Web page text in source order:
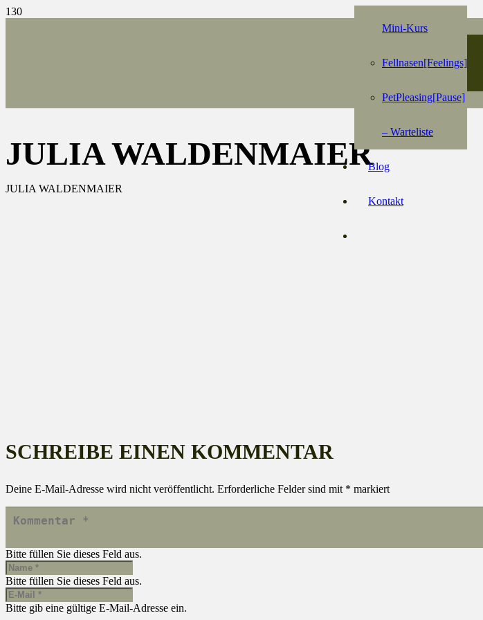
Mini-Kurs
Fellnasen[Feelings]
PetPleasing[Pause]
– Warteliste
Blog
Kontakt
JULIA WALDENMAIER
JULIA WALDENMAIER
SCHREIBE EINEN KOMMENTAR
Deine E-Mail-Adresse wird nicht veröffentlicht. Erforderliche Felder sind mit * markiert
Bitte füllen Sie dieses Feld aus.
Bitte füllen Sie dieses Feld aus.
Bitte gib eine gültige E-Mail-Adresse ein.